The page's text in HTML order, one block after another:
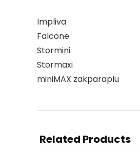
Impliva
Falcone
Stormini
Stormaxi
miniMAX zakparaplu
Related Products